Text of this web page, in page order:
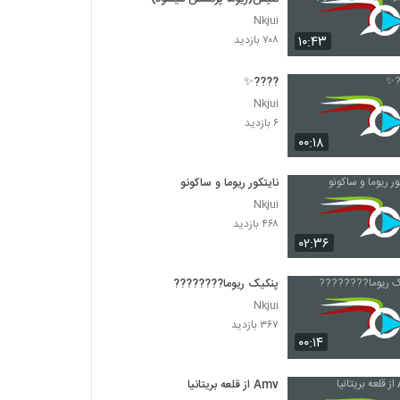
۱۰:۴۳
Nkjui
۷۰۸ بازدید
۰۰:۱۸
????✨
Nkjui
۶ بازدید
۰۲:۳۶
نایتکور ریوما و ساکونو
Nkjui
۴۶۸ بازدید
۰۰:۱۴
پنکیک ریوما????????
Nkjui
۳۶۷ بازدید
Amv از قلعه بریتانیا